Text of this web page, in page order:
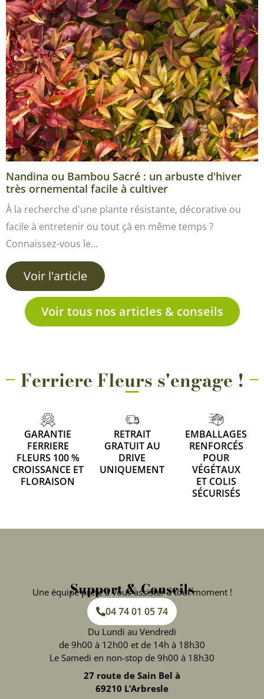
Nandina ou Bambou Sacré : un arbuste d'hiver
très ornemental facile à cultiver
À la recherche d'une plante résistante, décorative ou
facile à entretenir ou tout çà en même temps ?
Connaissez-vous le…
Voir l'article
Voir tous nos articles & conseils
Ferriere Fleurs s'engage !
GARANTIE
FERRIERE
FLEURS 100 %
CROISSANCE ET
FLORAISON
RETRAIT
GRATUIT AU
DRIVE
UNIQUEMENT
EMBALLAGES
RENFORCÉS
POUR
VÉGÉTAUX
ET COLIS
SÉCURISÉS
Support & Conseils
Une équipe prête à vous assister à tout moment !
04 74 01 05 74
Du Lundi au Vendredi
de 9h00 à 12h00 et de 14h à 18h30
Le Samedi en non-stop de 9h00 à 18h30
27 route de Sain Bel à
69210 L’Arbresle